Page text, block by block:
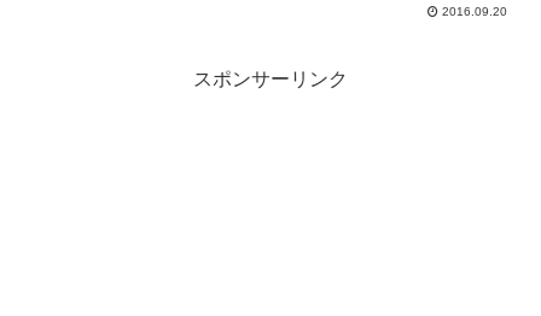
2016.09.20
スポンサーリンク